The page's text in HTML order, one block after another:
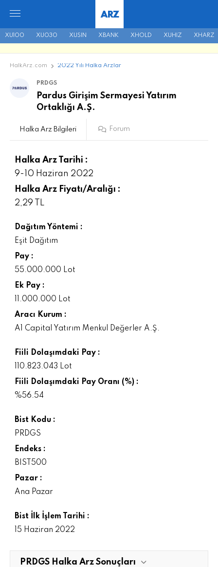
XU100 XU030 XUSIN XBANK XHOLD XUHIZ XHARZ
ARZ
HalkArz.com 2022 Yılı Halka Arzlar
PRDGS
Pardus Girişim Sermayesi Yatırım
Ortaklığı A.Ş.
Halka Arz Bilgileri Forum
Halka Arz Tarihi :
9-10 Haziran 2022
Halka Arz Fiyatı/Aralığı :
2,29 TL
Dağıtım Yöntemi :
Eşit Dağıtım
Pay :
55.000.000 Lot
Ek Pay :
11.000.000 Lot
Aracı Kurum :
A1 Capital Yatırım Menkul Değerler A.Ş.
Fiili Dolaşımdaki Pay :
110.823.043 Lot
Fiili Dolaşımdaki Pay Oranı (%) :
%56.54
Bist Kodu :
PRDGS
Endeks :
BIST500
Pazar :
Ana Pazar
Bist İlk İşlem Tarihi :
15 Haziran 2022
PRDGS Halka Arz Sonuçları